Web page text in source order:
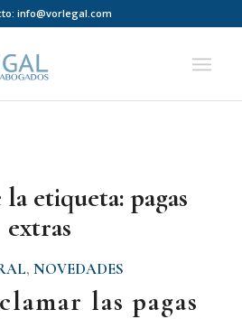
info@vorlegal.com
la etiqueta:pagas
extras
,NOVEDADES
las pagas